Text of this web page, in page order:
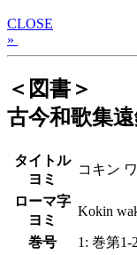
CLOSE
»
＜図書＞
古今和歌集
タイトル
ヨミ
コキン
ローマ字
ヨミ
Kokin
巻号
1: 巻第1-2